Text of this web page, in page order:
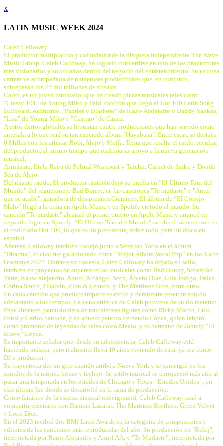
x
LATIN MUSIC WEEK 2024
Caleb Calloway
El productor multiplatino y cofundador de la disquera independiente The Wave
Music Group, Caleb Calloway, ha logrado convertirse en uno de los productores
más visionarios y solicitados dentro del negocio del entretenimiento. Su exitosa
carrera va acompañada de numerosas producciones que, en conjunto,
sobrepasan los 22 mil millones de streams.
Caleb, es un joven innovador que ha creado piezas musicales tales como
"Classy 101" de Young Miko y Feid, canción que llegó al Hot 100 Latin Song
Billboard. Asimismo, "Panties y Brasieres" de Rauw Alejandro y Daddy Yankee,
"Lisa" de Young Miko y "Castigo" de Cazzu.
A estos éxitos globales se le suman cuatro producciones que han servido como
antesala a lo que será su tan esperado álbum "Hayabusa". Entre estas, se destaca
0 Millas con los artistas Robi, Alejo y Moffa. Tema que resalta el estilo peculiar
del productor, al mismo tiempo que reafirma su apoyo a la nueva generación
musical.
Asimismo, En la Raya de Polimá Westcoast y Taichu, Carnet de Saiko y Donde
Sea de Alejo.
Del mismo modo, El productor también dejó su huella en “El Último Tour del
Mundo” del reguetonero Bad Bunny, en las canciones "Te mudaste" y "Antes
que se acabe", ganadora de dos premios Grammys. El álbum de “El Conejo
Malo” llegó a la cima en Apple Music y en Spotify en todo el mundo. Su
canción "Te mudaste" alcanzó el primer puesto en Apple Music y arrancó en
segundo lugar en Spotify. “El Último Tour del Mundo” se ubicó número uno en
el codiciado Hot 100, lo que es un precedente, sobre todo, para un disco en
español.
Además, Calloway también trabajó junto a Sebstián Yatra en el álbum
"Dharma”, el cual fue galardonado como “Mejor Álbum Vocal Pop” en los Latin
Grammys 2022. Durante su travesía, Caleb Calloway ha dejado su sello,
también en proyectos de superestrellas musicales como Bad Bunny, Sebastián
Yatra, Rauw Alejandro, Anuel, Arcángel, Sech, Álvaro Díaz, Lola Índigo, Dalex,
Corina Smith, J Balvin, Zion & Lennox, y The Martinez Bros, entre otros.
En cada canción que produce imparte su estilo y demuestra tener un sonido
adelantado a los tiempos. La vena artística de Caleb proviene de su tío materno
Pepe Jiménez, percusionista de muchísimas figuras como Ricky Martin, Luis
Fonsi y Carlos Santana, y su abuelo paterno Fernando López, quien laboró
como promotor de leyendas de salsa como Maelo, y es hermano de Johnny “El
Bravo” López.
Es importante señalar que, desde su adolescencia, Caleb Calloway está
haciendo música, pero realmente lleva 10 años viviendo de esta, ya sea como
DJ o productor.
Su trayectoria dio un giro cuando arribó a Nueva York y se sumergió en los
sonidos de la música house y techno. Su estilo musical se enriqueció más aún al
pasar una temporada en los estados de Chicago y Texas –Estados Unidos–, en
este último fue donde se desarrolló en la rama de producción.
Como fanático de la escena musical underground, Caleb Calloway pasó a
compartir escenario con Damian Lazarus, The Martinez Brothers, Green Velvet
y Loco Dice.
En el 2023 recibió dos BMI Latin Awards en la categoría de compositores y
editores de las canciones más reproducidas del año. Su producción en "Reloj",
interpretada por Rauw Alejandro y Anuel AA, y "Te Mudaste”, interpretada por